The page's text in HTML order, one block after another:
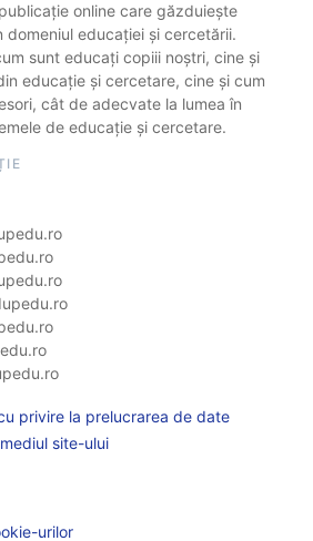
online care găzduiește
domeniul educației și cercetării.
sunt educați copiii noștri, cine și
educație și cercetare, cine și cum
cât de adecvate la lumea în
de educație și cercetare.
privire la prelucrarea de date
site-ului
urilor